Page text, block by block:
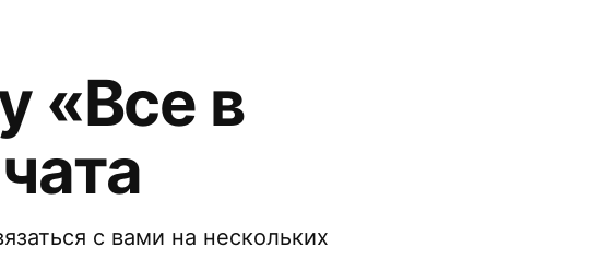
«Все в
с вами на нескольких